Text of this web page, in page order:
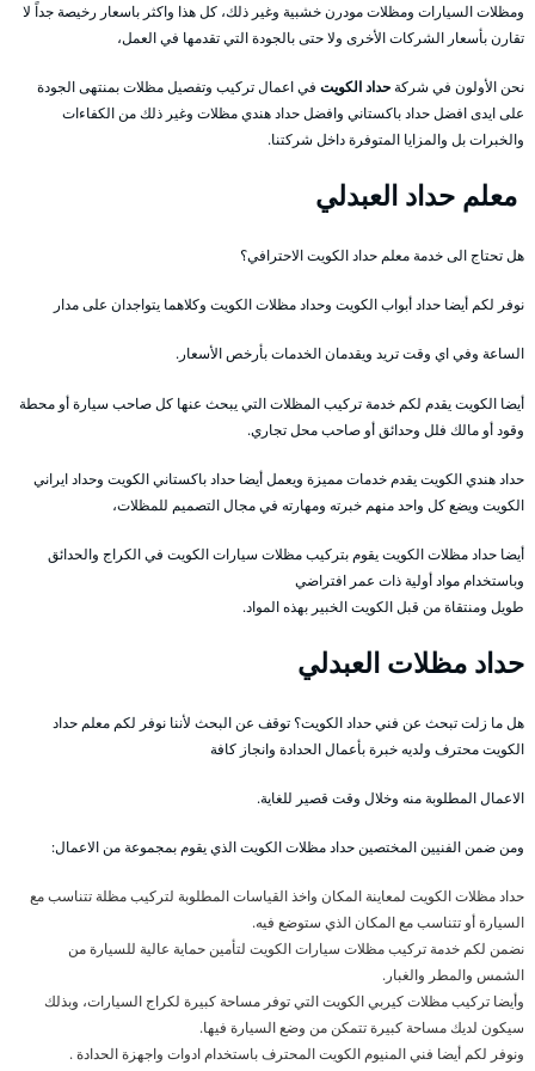
ومظلات السيارات ومظلات مودرن خشبية وغير ذلك، كل هذا واكثر باسعار رخيصة جداً لا
تقارن بأسعار الشركات الأخرى ولا حتى بالجودة التي تقدمها في العمل،
نحن الأولون في شركةحداد الكويت في اعمال تركيب وتفصيل مظلات بمنتهى الجودة
على ايدى افضل حداد باكستاني وافضل حداد هندي مظلات وغير ذلك من الكفاءات
والخبرات بل والمزايا المتوفرة داخل شركتنا.
معلم حداد العبدلي
هل تحتاج الى خدمة معلم حداد الكويت الاحترافي؟
نوفر لكم أيضا حداد أبواب الكويت وحداد مظلات الكويت وكلاهما يتواجدان على مدار
الساعة وفي اي وقت تريد ويقدمان الخدمات بأرخص الأسعار.
أيضا الكويت يقدم لكم خدمة تركيب المظلات التي يبحث عنها كل صاحب سيارة أو محطة
وقود أو مالك فلل وحدائق أو صاحب محل تجاري.
حداد هندي الكويت يقدم خدمات مميزة ويعمل أيضا حداد باكستاني الكويت وحداد ايراني
الكويت ويضع كل واحد منهم خبرته ومهارته في مجال التصميم للمظلات،
أيضا حداد مظلات الكويت يقوم بتركيب مظلات سيارات الكويت في الكراج والحدائق
وباستخدام مواد أولية ذات عمر افتراضي
طويل ومنتقاة من قبل الكويت الخبير بهذه المواد.
حداد مظلات العبدلي
هل ما زلت تبحث عن فني حداد الكويت؟ توقف عن البحث لأننا نوفر لكم معلم حداد
الكويت محترف ولديه خبرة بأعمال الحدادة وانجاز كافة
الاعمال المطلوبة منه وخلال وقت قصير للغاية.
ومن ضمن الفنيين المختصين حداد مظلات الكويت الذي يقوم بمجموعة من الاعمال:
حداد مظلات الكويت لمعاينة المكان واخذ القياسات المطلوبة لتركيب مظلة تتناسب مع
السيارة أو تتناسب مع المكان الذي ستوضع فيه.
نضمن لكم خدمة تركيب مظلات سيارات الكويت لتأمين حماية عالية للسيارة من
الشمس والمطر والغبار.
وأيضا تركيب مظلات كيربي الكويت التي توفر مساحة كبيرة لكراج السيارات، وبذلك
سيكون لديك مساحة كبيرة تتمكن من وضع السيارة فيها.
ونوفر لكم أيضا فني المنيوم الكويت المحترف باستخدام ادوات واجهزة الحدادة .